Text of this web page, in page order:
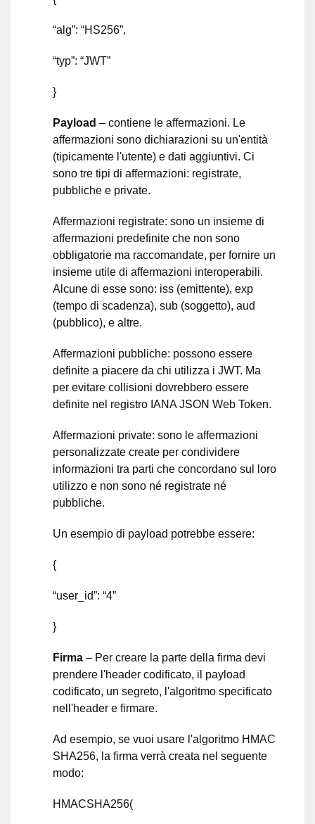
“alg”: “HS256”,
“typ”: “JWT”
}
Payload – contiene le affermazioni. Le
affermazioni sono dichiarazioni su un'entità
(tipicamente l'utente) e dati aggiuntivi. Ci
sono tre tipi di affermazioni: registrate,
pubbliche e private.
Affermazioni registrate: sono un insieme di
affermazioni predefinite che non sono
obbligatorie ma raccomandate, per fornire un
insieme utile di affermazioni interoperabili.
Alcune di esse sono: iss (emittente), exp
(tempo di scadenza), sub (soggetto), aud
(pubblico), e altre.
Affermazioni pubbliche: possono essere
definite a piacere da chi utilizza i JWT. Ma
per evitare collisioni dovrebbero essere
definite nel registro IANA JSON Web Token.
Affermazioni private: sono le affermazioni
personalizzate create per condividere
informazioni tra parti che concordano sul loro
utilizzo e non sono né registrate né
pubbliche.
Un esempio di payload potrebbe essere:
{
“user_id”: “4”
}
Firma – Per creare la parte della firma devi
prendere l'header codificato, il payload
codificato, un segreto, l'algoritmo specificato
nell'header e firmare.
Ad esempio, se vuoi usare l'algoritmo HMAC
SHA256, la firma verrà creata nel seguente
modo:
HMACSHA256(